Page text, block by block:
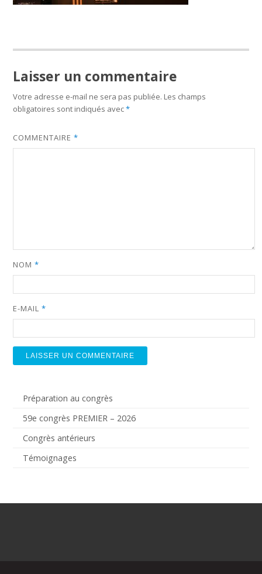
Préparation au congrès
59e congrès PREMIER – 2026
Congrès antérieurs
Témoignages
Laisser un commentaire
Votre adresse e-mail ne sera pas publiée. Les champs
obligatoires sont indiqués avec*
COMMENTAIRE*
NOM*
E-MAIL*